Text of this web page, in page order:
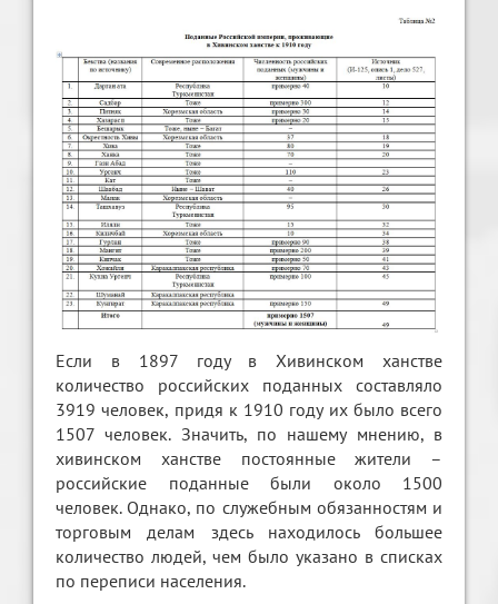
Если в 1897 году в Хивинском ханстве
количество российских поданных составляло
3919 человек, придя к 1910 году их было всего
1507 человек. Значить, по нашему мнению, в
хивинском ханстве постоянные жители –
российские поданные были около 1500
человек. Однако, по служебным обязанностям и
торговым делам здесь находилось большее
количество людей, чем было указано в списках
по переписи населения.